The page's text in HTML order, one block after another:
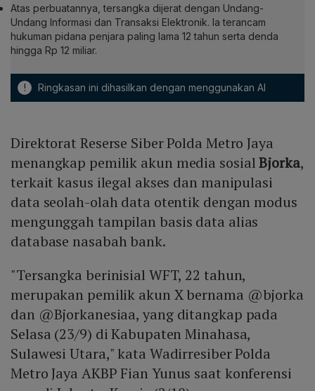
Atas perbuatannya, tersangka dijerat dengan Undang-
Undang Informasi dan Transaksi Elektronik. Ia terancam
hukuman pidana penjara paling lama 12 tahun serta denda
hingga Rp 12 miliar.
! Ringkasan ini dihasilkan dengan menggunakan AI
Direktorat Reserse Siber Polda Metro Jaya
menangkap pemilik akun media sosialBjorka,
terkait kasus ilegal akses dan manipulasi
data seolah-olah data otentik dengan modus
mengunggah tampilan basis data alias
database nasabah bank.
"Tersangka berinisial WFT, 22 tahun,
merupakan pemilik akun X bernama @bjorka
dan @Bjorkanesiaa, yang ditangkap pada
Selasa (23/9) di Kabupaten Minahasa,
Sulawesi Utara," kata Wadirresiber Polda
Metro Jaya AKBP Fian Yunus saat konferensi